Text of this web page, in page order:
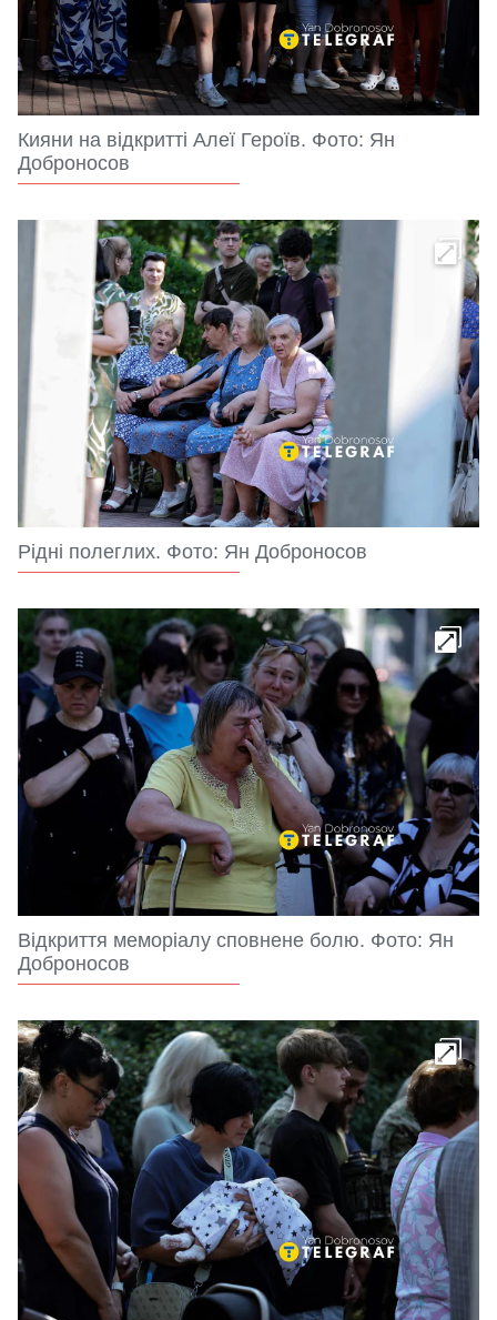
Кияни на відкритті Алеї Героїв. Фото: Ян
Доброносов
Рідні полеглих. Фото: Ян Доброносов
Відкриття меморіалу сповнене болю. Фото: Ян
Доброносов